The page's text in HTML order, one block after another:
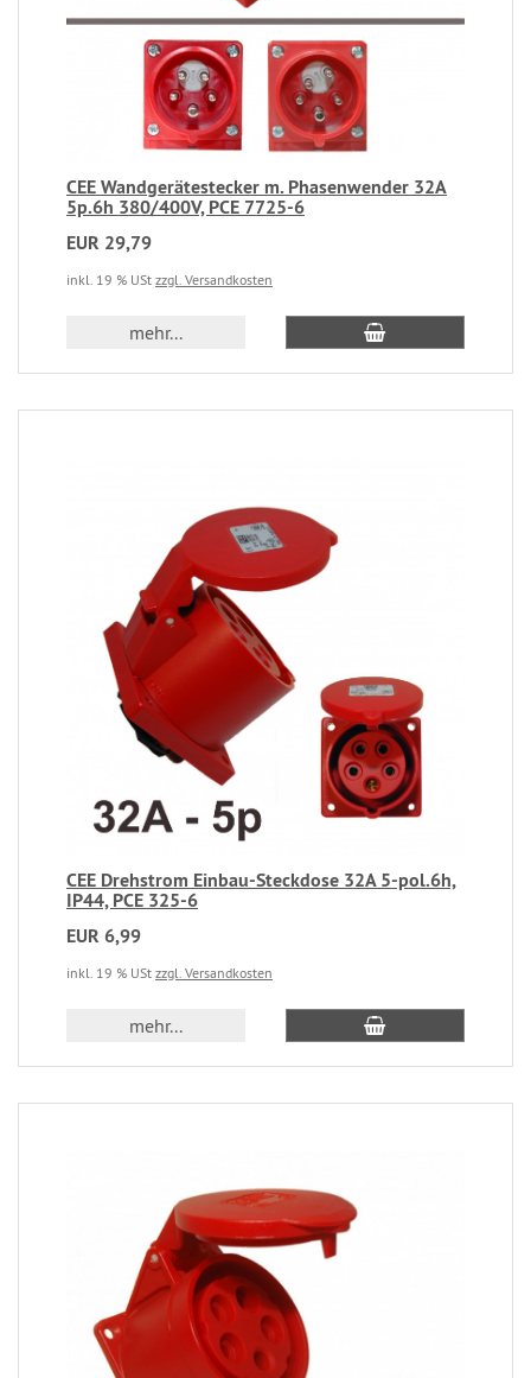
CEE Wandgerätestecker m. Phasenwender 32A
5p.6h 380/400V, PCE 7725-6
EUR 29,79
inkl. 19 % USt zzgl. Versandkosten
mehr...
CEE Drehstrom Einbau-Steckdose 32A 5-pol.6h,
IP44, PCE 325-6
EUR 6,99
inkl. 19 % USt zzgl. Versandkosten
mehr...